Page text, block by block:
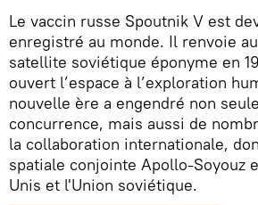
Le vaccin russe Spoutnik V est
enregistré au monde. Il renvoie
satellite soviétique éponyme en
ouvert l’espace à l’exploration
nouvelle ère a engendré non
concurrence, mais aussi de
la collaboration internationale,
spatiale conjointe Apollo-Soyouz
Unis et l'Union soviétique.